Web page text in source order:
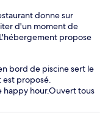
donne sur
d'un moment de
propose
bord de piscine sert le
est proposé.
hour.Ouvert tous